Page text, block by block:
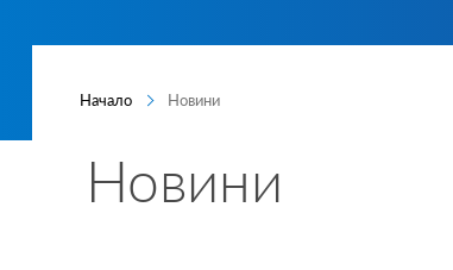
Начало Новини
Новини